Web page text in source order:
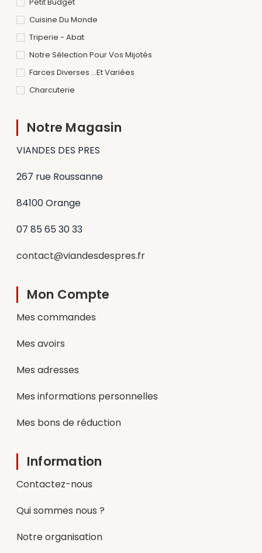
Cuisine Du Monde
Triperie - Abat
Notre Sélection Pour Vos Mijotés
Farces Diverses ...et Variées
Charcuterie
Notre Magasin
VIANDES DES PRES
267 rue Roussanne
84100 Orange
07 85 65 30 33
contact@viandesdespres.fr
Mon Compte
Mes commandes
Mes avoirs
Mes adresses
Mes informations personnelles
Mes bons de réduction
Information
Contactez-nous
Qui sommes nous ?
Notre organisation